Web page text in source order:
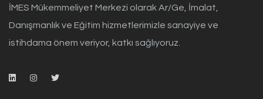
İMES Mükemmeliyet Merkezi olarak Ar/Ge, İmalat,
Danışmanlık ve Eğitim hizmetlerimizle sanayiye ve
istihdama önem veriyor, katkı sağlıyoruz.